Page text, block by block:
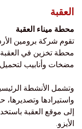
العقبة
محطة ميناء العقبة
تقوم شركة برومين
محطة تخزين في
مضخات وأنابيب
وتشمل الأنشطة
واستيرادها
إلى موقع العقبة
الأيزو.